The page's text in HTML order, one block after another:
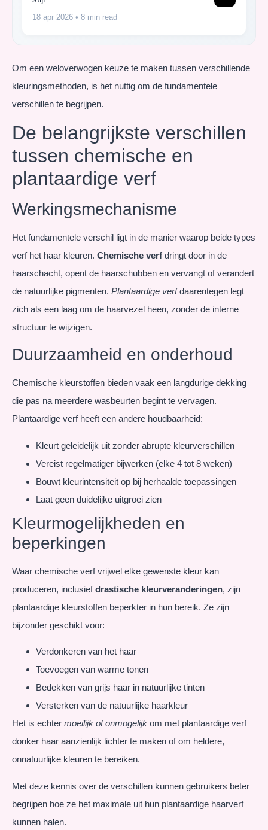
18 apr 2026 • 8 min read
Om een weloverwogen keuze te maken tussen verschillende
kleuringsmethoden, is het nuttig om de fundamentele
verschillen te begrijpen.
De belangrijkste verschillen
tussen chemische en
plantaardige verf
Werkingsmechanisme
Het fundamentele verschil ligt in de manier waarop beide types
verf het haar kleuren. Chemische verf dringt door in de
haarschacht, opent de haarschubben en vervangt of verandert
de natuurlijke pigmenten. Plantaardige verfdaarentegen legt
zich als een laag om de haarvezel heen, zonder de interne
structuur te wijzigen.
Duurzaamheid en onderhoud
Chemische kleurstoffen bieden vaak een langdurige dekking
die pas na meerdere wasbeurten begint te vervagen.
Plantaardige verf heeft een andere houdbaarheid:
Kleurt geleidelijk uit zonder abrupte kleurverschillen
Vereist regelmatiger bijwerken (elke 4 tot 8 weken)
Bouwt kleurintensiteit op bij herhaalde toepassingen
Laat geen duidelijke uitgroei zien
Kleurmogelijkheden en
beperkingen
Waar chemische verf vrijwel elke gewenste kleur kan
produceren, inclusiefdrastische kleurveranderingen, zijn
plantaardige kleurstoffen beperkter in hun bereik. Ze zijn
bijzonder geschikt voor:
Verdonkeren van het haar
Toevoegen van warme tonen
Bedekken van grijs haar in natuurlijke tinten
Versterken van de natuurlijke haarkleur
Het is echter moeilijk of onmogelijk om met plantaardige verf
donker haar aanzienlijk lichter te maken of om heldere,
onnatuurlijke kleuren te bereiken.
Met deze kennis over de verschillen kunnen gebruikers beter
begrijpen hoe ze het maximale uit hun plantaardige haarverf
kunnen halen.